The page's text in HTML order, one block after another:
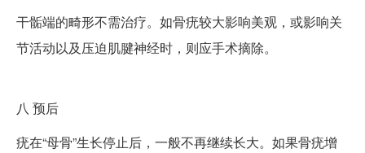
干骺端的畸形不需治疗。如骨疣较大影响美观，或影响关
节活动以及压迫肌腱神经时，则应手术摘除。
八 预后
疣在“母骨”生长停止后，一般不再继续长大。如果骨疣增